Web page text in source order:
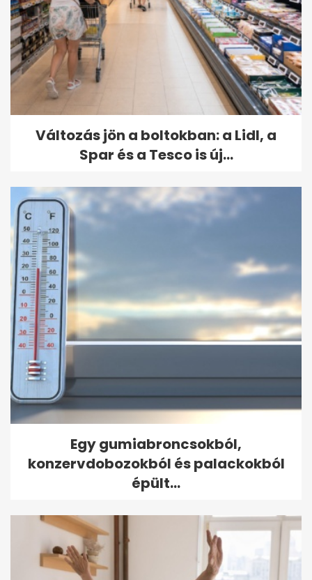
Változás jön a boltokban: a Lidl, a
Spar és a Tesco is új...
Egy gumiabroncsokból,
konzervdobozokból és palackokból
épült...